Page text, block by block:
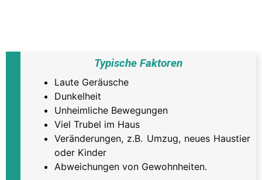
Typische Faktoren
Laute Geräusche
Dunkelheit
Unheimliche Bewegungen
Viel Trubel im Haus
Veränderungen, z.B. Umzug, neues Haustier
oder Kinder
Abweichungen von Gewohnheiten.